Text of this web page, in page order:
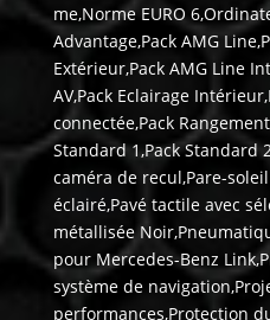
me,Norme EURO
Advantage,Pack AMG
Extérieur,Pack AMG Line
AV,Pack Eclairage
connectée,Pack
Standard 1,Pack Standard
caméra de recul,Pare-
éclairé,Pavé tactile avec
métallisée
pour Mercedes-Benz
système de
performances,Protection